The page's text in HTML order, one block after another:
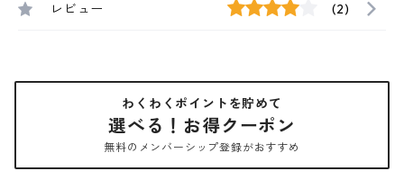
レビュー (2)
わくわくポイントを貯めて
選べる！お得クーポン
無料のメンバーシップ登録がおすすめ